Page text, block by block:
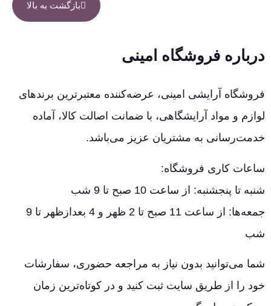
بازگشت به بالا
درباره فروشگاه امینی
فروشگاه آرایشی امینی، عرضه‌کننده معتبرترین برندهای
لوازم و مواد آرایشگاهی، با ضمانت اصالت کالا، آماده
خدمت‌رسانی به مشتریان عزیز می‌باشد.
ساعات کاری فروشگاه:
شنبه تا پنجشنبه: از ساعت 10 صبح تا 9 شب
جمعه‌ها: از ساعت 11 صبح تا 2 ظهر و 4 بعدازظهر تا 9
شب
شما می‌توانید بدون نیاز به مراجعه حضوری، سفارشات
خود را از طریق سایت ثبت کنید و در کوتاه‌ترین زمان